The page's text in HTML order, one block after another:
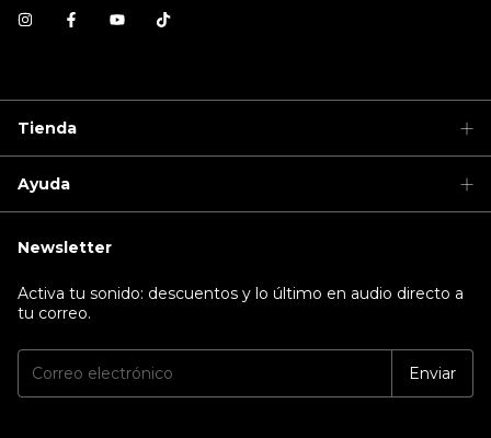
Tienda
Ayuda
Newsletter
Activa tu sonido: descuentos y lo último en audio directo a
tu correo.